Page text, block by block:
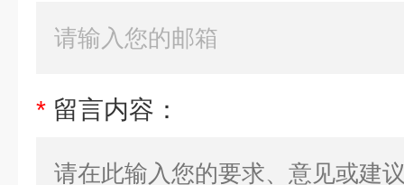
* 留言内容：